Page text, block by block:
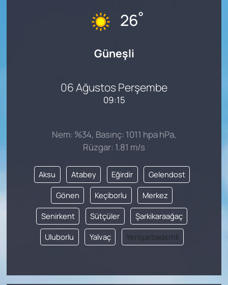
26°
Güneşli
06 Ağustos Perşembe
09:15
Nem: %34, Basınç: 1011 hpa hPa,
Rüzgar: 1.81 m/s
Aksu Atabey Eğirdir Gelendost
Gönen Keçiborlu Merkez
Senirkent Sütçüler Şarkikaraağaç
Uluborlu Yalvaç Yenişarbademli